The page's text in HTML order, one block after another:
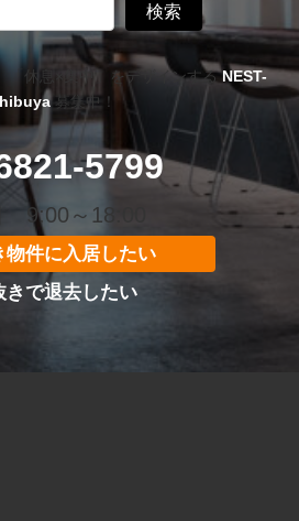
検索
「休息×集中」をデザインするNEST-
募集中！
5799
9:00～18:00
物件に入居したい
きで退去したい